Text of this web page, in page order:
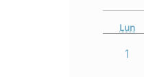
Lun
1